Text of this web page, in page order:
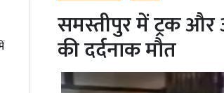
समस्तीपुर में ट्रक
की दर्दनाक मौत